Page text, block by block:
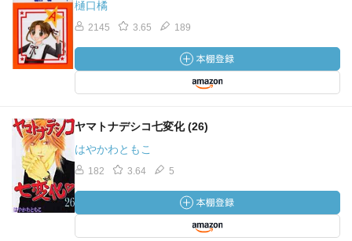
樋口橘
2145 3.65 189
ヤマトナデシコ七変化 (26)
はやかわともこ
182 3.64 5